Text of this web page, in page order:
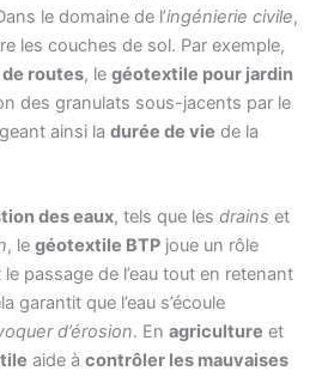
le domaine de l’ingénierie civile,
les couches de sol. Par exemple,
routes, le géotextile pour jardin
des granulats sous-jacents par le
ainsi la durée de vie de la
des eaux, tels que les drains et
, le géotextile BTP joue un rôle
passage de l’eau tout en retenant
garantit que l’eau s’écoule
d’érosion. En agriculture et
aide à contrôler les mauvaises